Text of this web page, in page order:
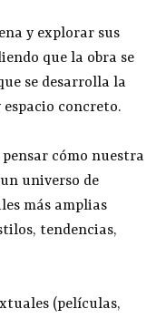
y explorar sus
que la obra se
se desarrolla la
concreto.
cómo nuestra
universo de
más amplias
tendencias,
(películas,